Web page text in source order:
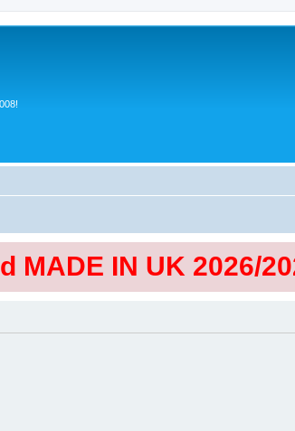
MADE IN UK 2026/